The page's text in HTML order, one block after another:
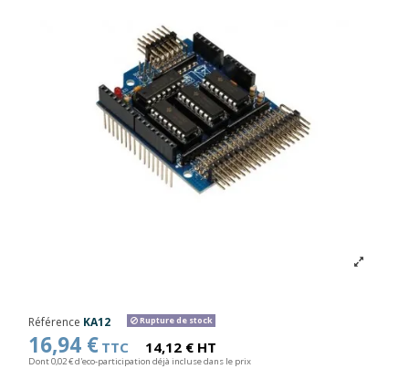
Référence KA12 Rupture de stock
16,94 € TTC 14,12 € HT
Dont 0,02 € d'eco-participation déjà incluse dans le prix